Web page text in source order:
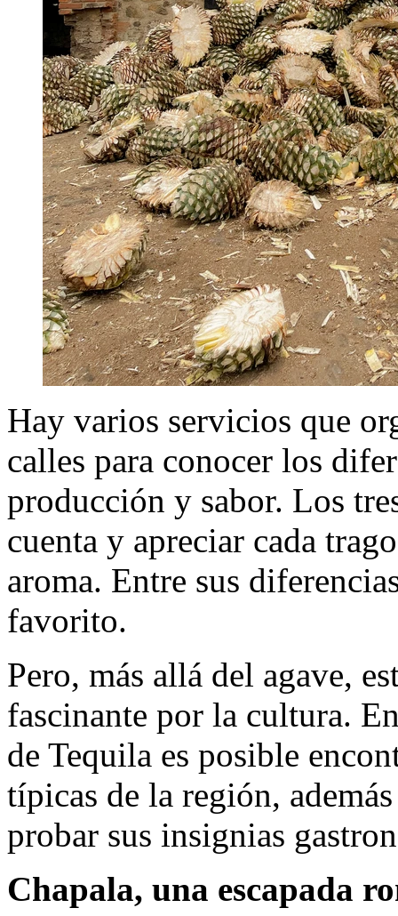
Hay varios servicios que
calles para conocer los
producción y sabor. Los
cuenta y apreciar cada
aroma. Entre sus
favorito.
Pero, más allá del agave,
fascinante por la cultura.
de Tequila es posible
típicas de la región,
probar sus insignias
Chapala, una escapada